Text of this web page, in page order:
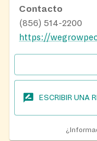
Contacto
(856) 514-2200
ESCRIBIR UNA